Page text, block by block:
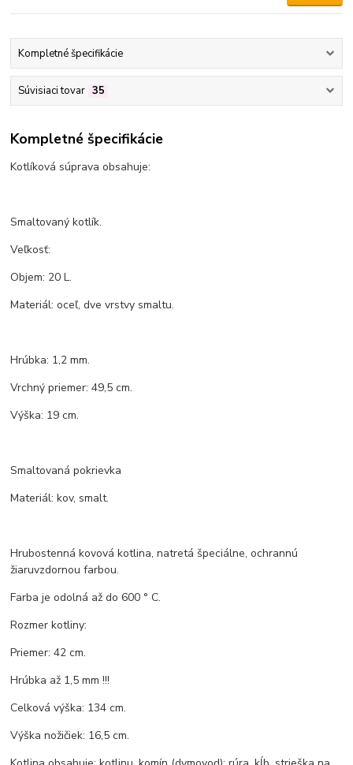
Kompletné špecifikácie
Súvisiaci tovar 35
Kompletné špecifikácie
Kotlíková súprava obsahuje:
Smaltovaný kotlík.
Veľkosť:
Objem: 20 L.
Materiál: oceľ, dve vrstvy smaltu.
Hrúbka: 1,2 mm.
Vrchný priemer: 49,5 cm.
Výška: 19 cm.
Smaltovaná pokrievka
Materiál: kov, smalt.
Hrubostenná kovová kotlina, natretá špeciálne, ochrannú
žiaruvzdornou farbou.
Farba je odolná až do 600 ° C.
Rozmer kotliny:
Priemer: 42 cm.
Hrúbka až 1,5 mm !!!
Celková výška: 134 cm.
Výška nožičiek: 16,5 cm.